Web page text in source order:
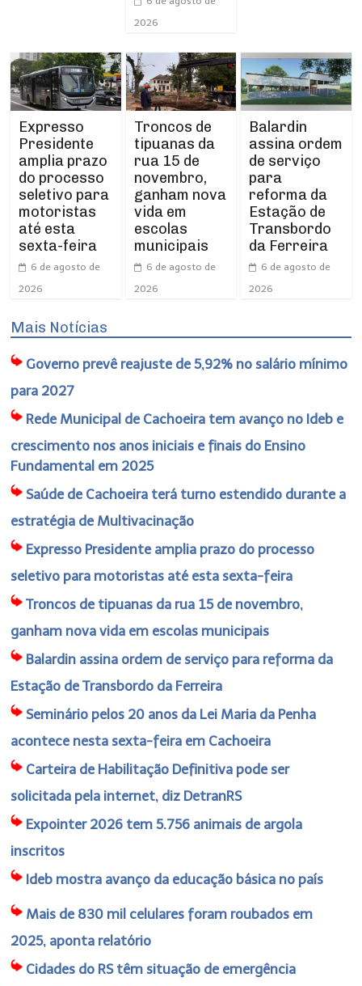
2026
Expresso
Presidente
amplia prazo
do processo
seletivo para
motoristas
até esta
sexta-feira
6 de agosto de
2026
Troncos de
tipuanas da
rua 15 de
novembro,
ganham nova
vida em
escolas
municipais
6 de agosto de
2026
Balardin
assina ordem
de serviço
para
reforma da
Estação de
Transbordo
da Ferreira
6 de agosto de
2026
Mais Notícias
Governo prevê reajuste de 5,92% no salário mínimo
para 2027
Rede Municipal de Cachoeira tem avanço no Ideb e
crescimento nos anos iniciais e finais do Ensino
Fundamental em 2025
Saúde de Cachoeira terá turno estendido durante a
estratégia de Multivacinação
Expresso Presidente amplia prazo do processo
seletivo para motoristas até esta sexta-feira
Troncos de tipuanas da rua 15 de novembro,
ganham nova vida em escolas municipais
Balardin assina ordem de serviço para reforma da
Estação de Transbordo da Ferreira
Seminário pelos 20 anos da Lei Maria da Penha
acontece nesta sexta-feira em Cachoeira
Carteira de Habilitação Definitiva pode ser
solicitada pela internet, diz DetranRS
Expointer 2026 tem 5.756 animais de argola
inscritos
Ideb mostra avanço da educação básica no país
Mais de 830 mil celulares foram roubados em
2025, aponta relatório
Cidades do RS têm situação de emergência